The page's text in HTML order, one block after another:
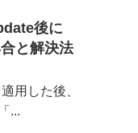
後に
と解決法
用した後、
...